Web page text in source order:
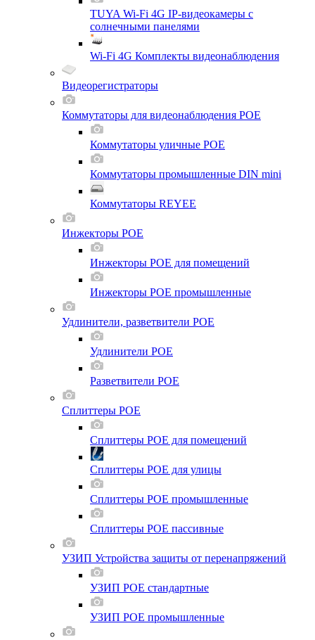
TUYA Wi-Fi 4G IP-видеокамеры с
солнечными панелями
Wi-Fi 4G Комплекты видеонаблюдения
Видеорегистраторы
Коммутаторы для видеонаблюдения POE
Коммутаторы уличные POE
Коммутаторы промышленные DIN mini
Коммутаторы REYEE
Инжекторы POE
Инжекторы POE для помещений
Инжекторы POE промышленные
Удлинители, разветвители POE
Удлинители POE
Разветвители POE
Сплиттеры POE
Сплиттеры POE для помещений
Сплиттеры POE для улицы
Сплиттеры POE промышленные
Сплиттеры POE пассивные
УЗИП Устройства защиты от перенапряжений
УЗИП POE стандартные
УЗИП POE промышленные